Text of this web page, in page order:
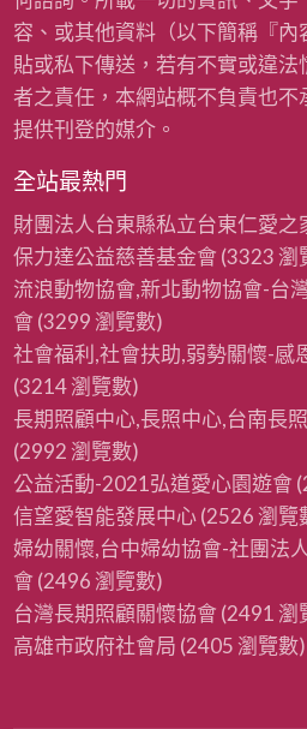
容、或其他資料（以下簡稱『
貼或私下傳送，若有不實或違
者之責任，本網站概不負責也
提供刊登的媒介。
全站最熱門
財團法人台東縣私立台東仁愛之
保力達公益慈善基金會 (3323 瀏
流浪動物協會,新北動物協會-台
會 (3299 瀏覽數)
社會福利,社會扶助,弱勢關懷-感
(3214 瀏覽數)
長期照顧中心,長照中心,台南長
(2992 瀏覽數)
公益活動-2021弘道愛心園遊會
信望愛智能發展中心(2526 瀏覽
婦幼關懷,台中婦幼協會-社團法
會 (2496 瀏覽數)
台灣長期照顧關懷協會 (2491 瀏
高雄市政府社會局 (2405 瀏覽數)